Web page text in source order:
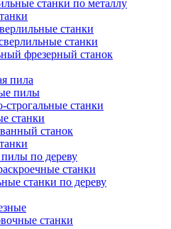
станки по металлу
станки
станки
фрезерный станок
пила
пилы
строгальные станки
станки
станок
по дереву
станки
станки по дереву
станки